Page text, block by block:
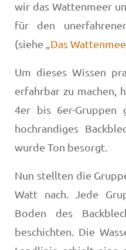
wir das Wattenmeer
für den
(siehe „ Das
Um dieses Wissen
erfahrbar zu machen,
4er bis 6er-Gruppen
hochrandiges
wurde Ton besorgt.
Nun stellten die
Watt nach. Jede
Boden des
beschichten. Die